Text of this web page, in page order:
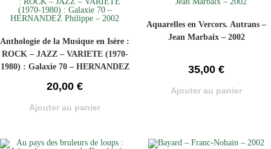
Anthologie de la Musique en Isère :
ROCK – JAZZ – VARIETE (1970-
1980) : Galaxie 70 – HERNANDEZ
20,00 €
Ajouter au panier
Aquarelles en Vercors. Autrans –
Jean Marbaix – 2002
35,00 €
Ajouter au panier